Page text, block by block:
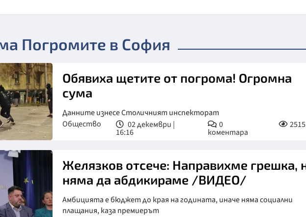
Погромите в София
Обявиха щетите от погрома! Огромна
сума
Данните изнесе Столичният инспекторат
Общество
02 декември |
16:16
0
коментара
2515
Желязков отсече: Направихме грешка,
няма да абдикираме /ВИДЕО/
Амбицията е бюджет до края на годината, иначе няма социални
плащания, каза премиерът